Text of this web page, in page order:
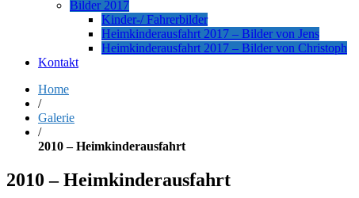
Bilder 2017
Kinder-/ Fahrerbilder
Heimkinderausfahrt 2017 – Bilder von Jens
Heimkinderausfahrt 2017 – Bilder von Christoph
Kontakt
Home
/
Galerie
/
2010 – Heimkinderausfahrt
2010 – Heimkinderausfahrt